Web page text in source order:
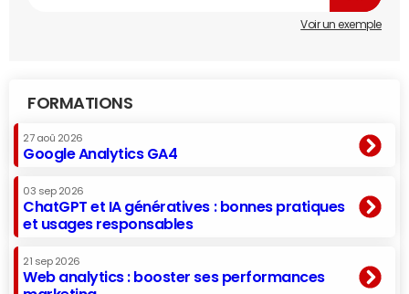
Voir un exemple
FORMATIONS
27 aoû 2026
Google Analytics GA4
03 sep 2026
ChatGPT et IA génératives : bonnes pratiques
et usages responsables
21 sep 2026
Web analytics : booster ses performances